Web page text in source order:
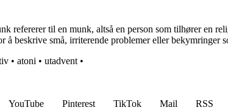
refererer til en munk, altså en person som tilhører en
beskrive små, irriterende problemer eller bekymringer
• atoni • utadvent •
YouTube Pinterest TikTok Mail
RSS